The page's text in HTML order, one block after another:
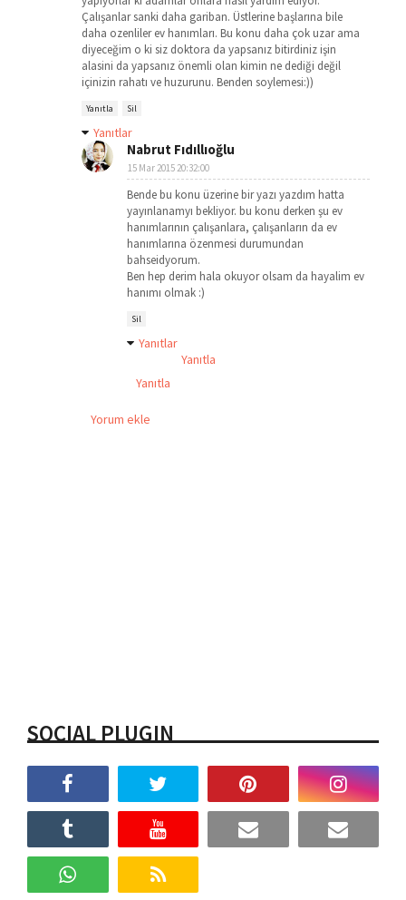
Çalışanlar sanki daha gariban. Üstlerine başlarına bile
daha ozenliler ev hanımları. Bu konu daha çok uzar ama
diyeceğim o ki siz doktora da yapsanız bitirdiniz işin
alasini da yapsanız önemli olan kimin ne dediği değil
içinizin rahatı ve huzurunu. Benden soylemesi:))
Yanıtla Sil
Yanıtlar
Nabrut Fıdıllıoğlu
15 Mar 2015 20:32:00
Bende bu konu üzerine bir yazı yazdım hatta
yayınlanamyı bekliyor. bu konu derken şu ev
hanımlarının çalışanlara, çalışanların da ev
hanımlarına özenmesi durumundan
bahseidyorum.
Ben hep derim hala okuyor olsam da hayalim ev
hanımı olmak :)
Sil
Yanıtlar
Yanıtla
Yanıtla
Yorum ekle
SOCIAL PLUGIN